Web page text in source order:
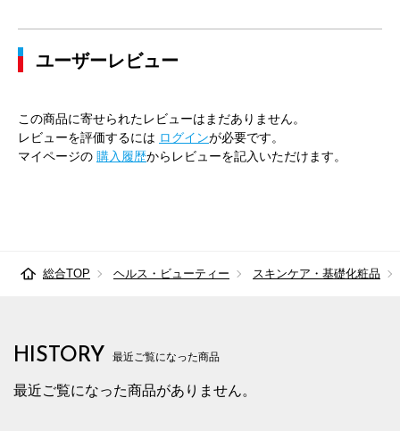
ユーザーレビュー
この商品に寄せられたレビューはまだありません。
レビューを評価するには ログインが必要です。
マイページの 購入履歴からレビューを記入いただけます。
総合TOP ヘルス・ビューティー スキンケア・基礎化粧品
HISTORY 最近ご覧になった商品
最近ご覧になった商品がありません。